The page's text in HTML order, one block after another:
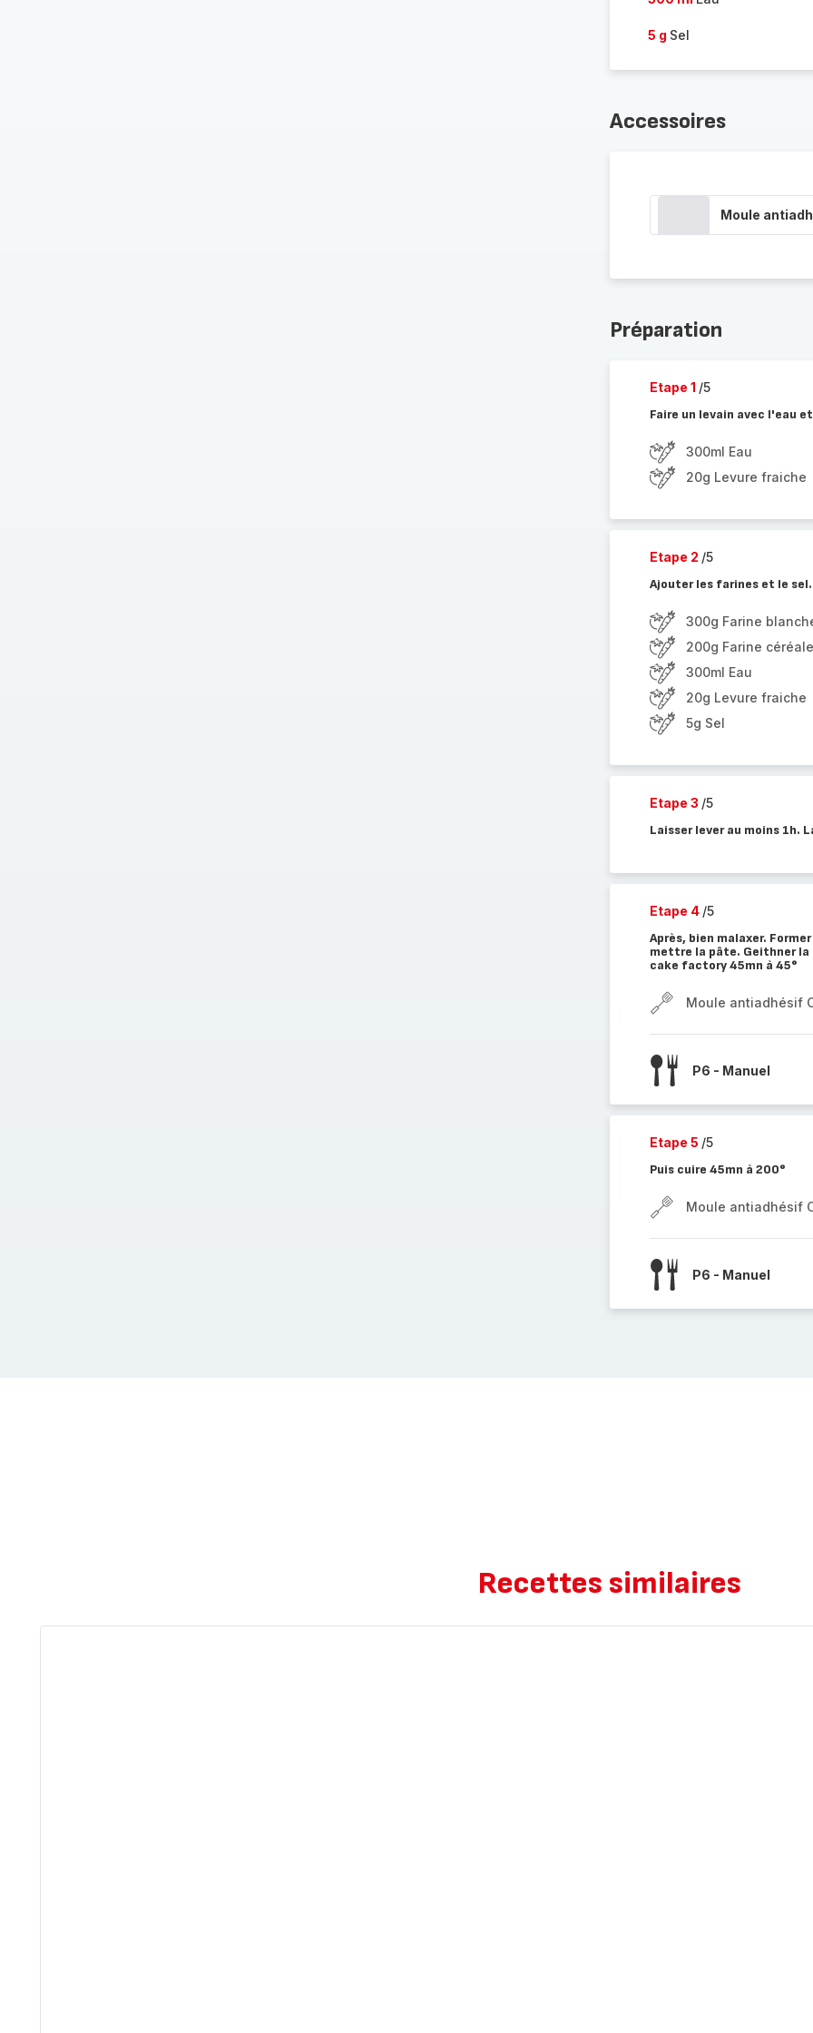
5 g Sel
Accessoires
Moule
Préparation
Etape 1 /5
Faire un levain avec l'eau
300ml Eau
20g Levure fraiche
Etape 2 /5
Ajouter les farines et le
300g Farine
200g Farine céréale
300ml Eau
20g Levure fraiche
5g Sel
Etape 3 /5
Laisser lever au moins 1h.
Etape 4 /5
Après, bien malaxer.
mettre la pâte. Geithner la
cake factory 45mn à 45°
Moule antiadhésif
P6 - Manuel
Etape 5 /5
Puis cuire 45mn à 200°
Moule antiadhésif
P6 - Manuel
Recettes similaires